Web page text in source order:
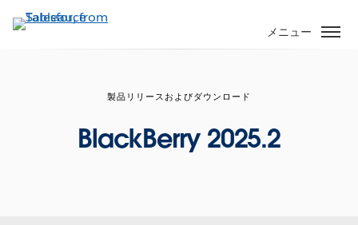
イ
メニュー
製品リリースおよびダウンロード
BlackBerry 2025.2